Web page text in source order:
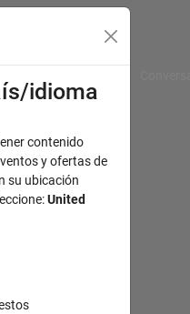
idioma
contenido
y ofertas de
su ubicación
United